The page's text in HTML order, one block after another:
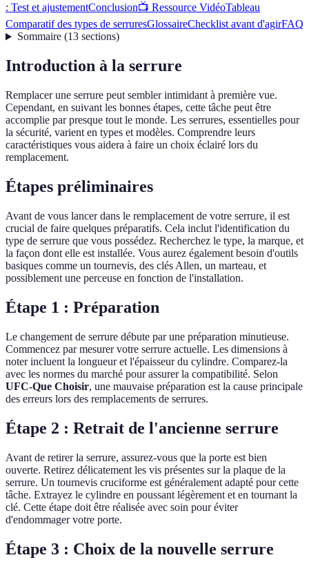
: Test et ajustementConclusion📺 Ressource VidéoTableau
Comparatif des types de serruresGlossaireChecklist avant d'agirFAQ
Sommaire(13 sections)
Introduction à la serrure
Remplacer une serrure peut sembler intimidant à première vue.
Cependant, en suivant les bonnes étapes, cette tâche peut être
accomplie par presque tout le monde. Les serrures, essentielles pour
la sécurité, varient en types et modèles. Comprendre leurs
caractéristiques vous aidera à faire un choix éclairé lors du
remplacement.
Étapes préliminaires
Avant de vous lancer dans le remplacement de votre serrure, il est
crucial de faire quelques préparatifs. Cela inclut l'identification du
type de serrure que vous possédez. Recherchez le type, la marque, et
la façon dont elle est installée. Vous aurez également besoin d'outils
basiques comme un tournevis, des clés Allen, un marteau, et
possiblement une perceuse en fonction de l'installation.
Étape 1 : Préparation
Le changement de serrure débute par une préparation minutieuse.
Commencez par mesurer votre serrure actuelle. Les dimensions à
noter incluent la longueur et l'épaisseur du cylindre. Comparez-la
avec les normes du marché pour assurer la compatibilité. Selon
UFC-Que Choisir, une mauvaise préparation est la cause principale
des erreurs lors des remplacements de serrures.
Étape 2 : Retrait de l'ancienne serrure
Avant de retirer la serrure, assurez-vous que la porte est bien
ouverte. Retirez délicatement les vis présentes sur la plaque de la
serrure. Un tournevis cruciforme est généralement adapté pour cette
tâche. Extrayez le cylindre en poussant légèrement et en tournant la
clé. Cette étape doit être réalisée avec soin pour éviter
d'endommager votre porte.
Étape 3 : Choix de la nouvelle serrure